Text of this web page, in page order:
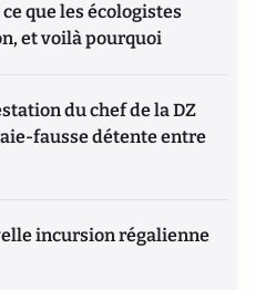
que les écologistes
et voilà pourquoi
du chef de la DZ
fausse détente entre
incursion régalienne